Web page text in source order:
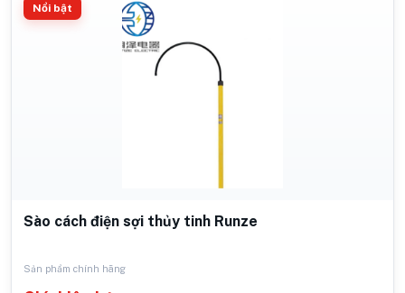
Nổi bật
Sào cách điện sợi thủy tinh Runze
Sản phẩm chính hãng